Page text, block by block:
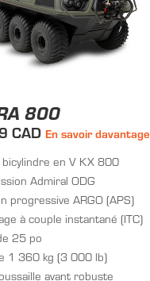
800
CAD En savoir davantage
en V KX 800
Admiral ODG
progressive ARGO (APS)
à couple instantané (ITC)
25 po
1 360 kg (3 000 lb)
avant robuste